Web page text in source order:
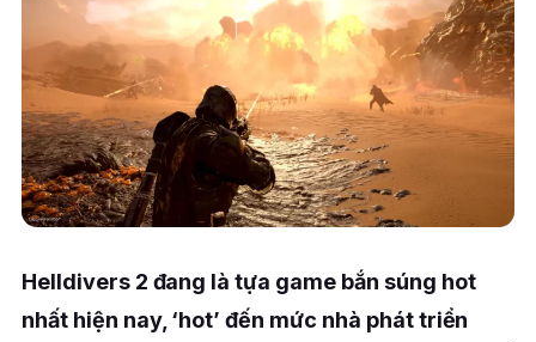
Helldivers 2 đang là tựa game bắn súng hot
nhất hiện nay, ‘hot’ đến mức nhà phát triển